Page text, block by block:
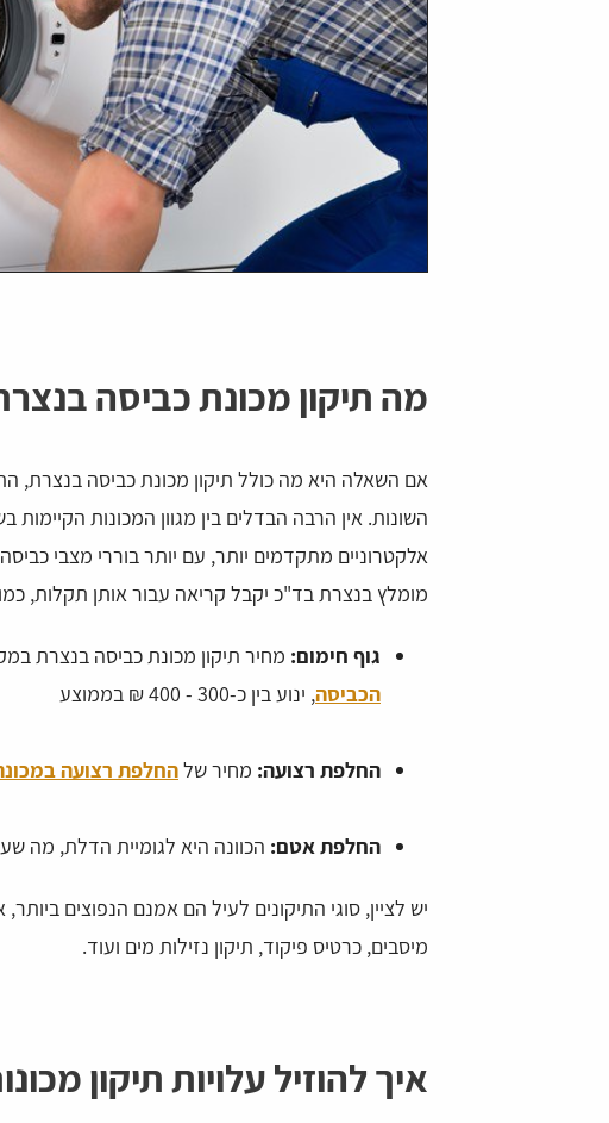
מה תיקון מכונת כביסה
אם השאלה היא מה כולל תיקון מכונת כביסה בנצרת,
השונות. אין הרבה הבדלים בין מגוון המכונות
אלקטרוניים מתקדמים יותר, עם יותר בוררי מצבי
מומלץ בנצרת בד"כ יקבל קריאה עבור אותן תקלות,
גוף חימום: מחיר תיקון מכונת כביסה בנצרת
הכביסה, ינוע בין כ-300 - 400 ₪ בממוצע
החלפת רצועה: מחיר שלהחלפת רצועה
החלפת אטם: הכוונה היא לגומיית הדלת, מה שעשוי לנוע בין
יש לציין, סוגי התיקונים לעיל הם אמנם הנפוצים
מיסבים, כרטיס פיקוד, תיקון נזילות מים ועוד.
איך להוזיל עלויות תיקון